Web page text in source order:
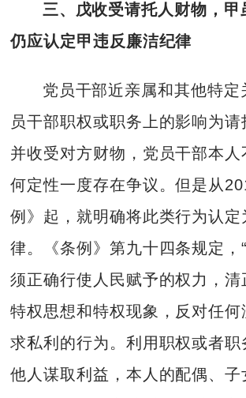
三、戊收受请托人财物，甲
仍应认定甲违反廉洁纪律
党员干部近亲属和其他特定
员干部职权或职务上的影响为请
并收受对方财物，党员干部本人
何定性一度存在争议。但是从
例》起，就明确将此类行为认定
律。《条例》第九十四条规定，
须正确行使人民赋予的权力，清
特权思想和特权现象，反对任何
求私利的行为。利用职权或者职
他人谋取利益，本人的配偶、子